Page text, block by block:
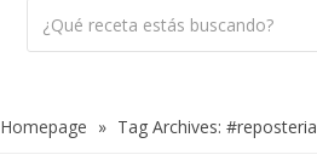
Homepage » Tag Archives: